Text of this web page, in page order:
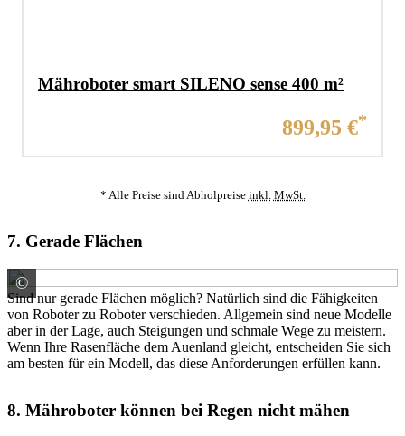
Mähroboter smart SILENO sense 400 m²
Aktueller Preis:
899,95 €*
* Alle Preise sind Abholpreise inkl. MwSt.
7. Gerade Flächen
©
© Arunee / stock.adobe.com
Sind nur gerade Flächen möglich? Natürlich sind die Fähigkeiten
von Roboter zu Roboter verschieden. Allgemein sind neue Modelle
aber in der Lage, auch Steigungen und schmale Wege zu meistern.
Wenn Ihre Rasenfläche dem Auenland gleicht, entscheiden Sie sich
am besten für ein Modell, das diese Anforderungen erfüllen kann.
8. Mähroboter können bei Regen nicht mähen